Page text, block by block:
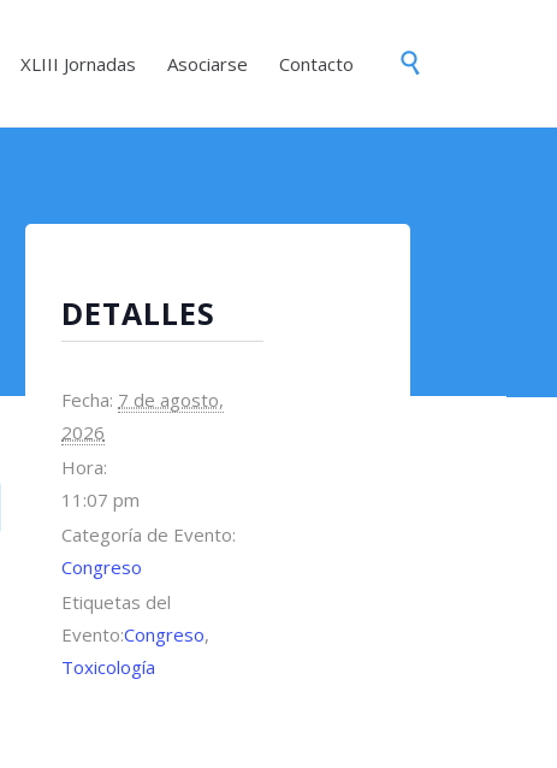
Skip
XLIII Jornadas Asociarse Contacto 
DETALLES
Fecha: 7 de agosto,
2026
Hora:
11:07 pm
Categoría de Evento:
Congreso
Etiquetas del
Evento:Congreso,
Toxicología